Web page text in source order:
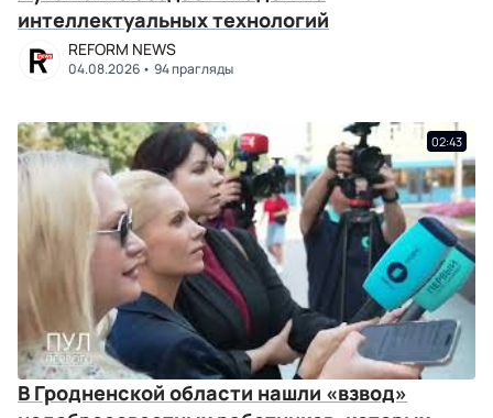
интеллектуальных технологий
REFORM NEWS
04.08.2026 94 прагляды
02:43
В Гродненской области нашли «взвод»